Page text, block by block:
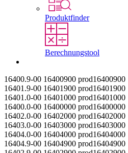
Produktfinder
Berechnungstool
16400.9-00 16400900 prod16400900
16401.9-00 16401900 prod16401900
16401.0-00 16401000 prod16401000
16400.0-00 16400000 prod16400000
16402.0-00 16402000 prod16402000
16403.0-00 16403000 prod16403000
16404.0-00 16404000 prod16404000
16404.9-00 16404900 prod16404900